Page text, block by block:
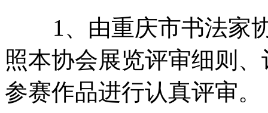
1、由重庆市书法家协
照本协会展览评审细则
参赛作品进行认真评审。